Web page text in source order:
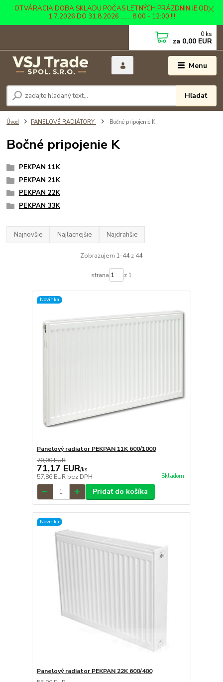
OTVÁRACIA DOBA SKLADU POČAS LETNÝCH PRÁZDNIN JE OD
1.7.2026 DO 31.8.2026 ....... 8:00 - 12:00 !!!
Menu
Hľadať
0 ks
za 0,00 EUR
Úvod PANELOVÉ RADIÁTORY Bočné pripojenie K
Bočné pripojenie K
PEKPAN 11K
PEKPAN 21K
PEKPAN 22K
PEKPAN 33K
Najnovšie Najlacnejšie Najdrahšie
Zobrazujem 1-44 z 44
strana z 1
Novinka
Panelový radiator PEKPAN 11K 600/1000
70,00 EUR
71,17 EUR/ks
57,86 EUR bez DPH Skladom
Pridať do košíka
Novinka
Panelový radiator PEKPAN 22K 600/400